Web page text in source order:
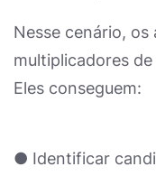
Nesse cenário,
multiplicadores
Eles conseguem:
● Identificar